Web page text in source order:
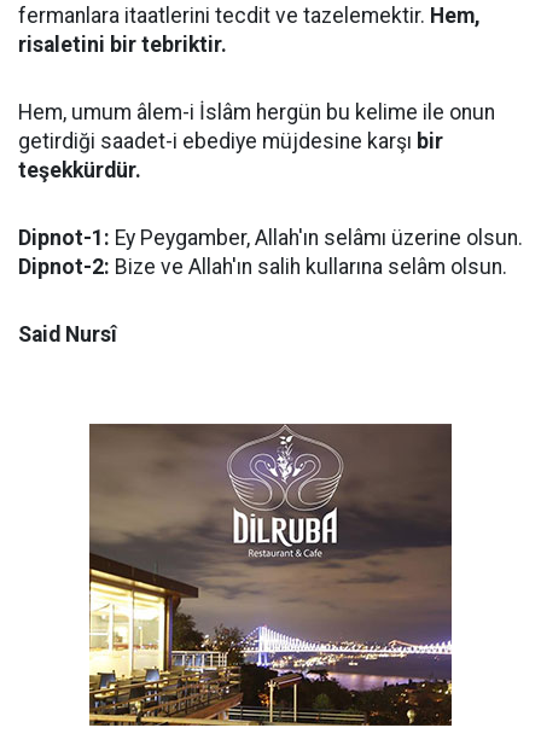
fermanlara itaatlerini tecdit ve tazelemektir. Hem,
risaletini bir tebriktir.
Hem, umum âlem-i İslâm hergün bu kelime ile onun
getirdiği saadet-i ebediye müjdesine karşı bir
teşekkürdür.
Dipnot-1: Ey Peygamber, Allah'ın selâmı üzerine olsun.
Dipnot-2: Bize ve Allah'ın salih kullarına selâm olsun.
Said Nursî